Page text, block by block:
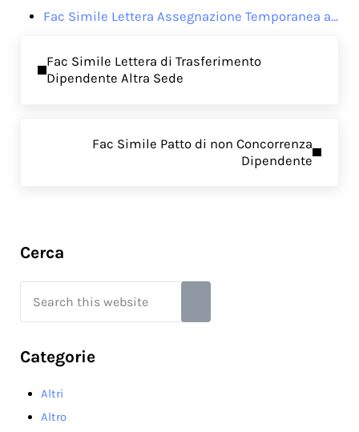
Fac Simile Lettera Assegnazione Temporanea a…
Fac Simile Lettera di Trasferimento
Dipendente Altra Sede
Fac Simile Patto di non Concorrenza
Dipendente
Sidebar
Cerca
Categorie
Altri
Altro